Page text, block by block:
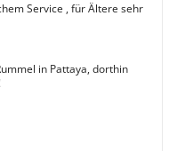
Service , für Ältere sehr
in Pattaya, dorthin